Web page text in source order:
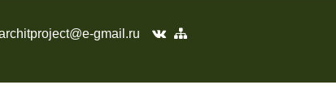
gmail.ru